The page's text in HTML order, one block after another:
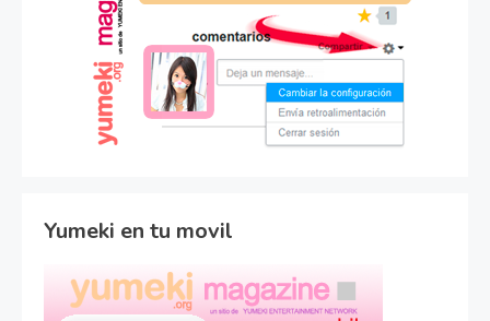
Yumeki en tu movil